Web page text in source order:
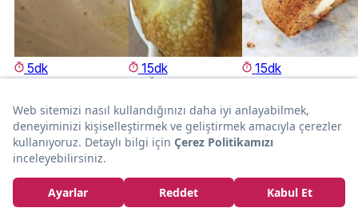
5dk
Mısır Unu
Mucizesi: Gülüt
Kek
15dk
Yumuşacık
Hamuruyla:
Peynirli Rulo
15dk
Cheesecake
Kıskandırır:
Krema Dolgulu